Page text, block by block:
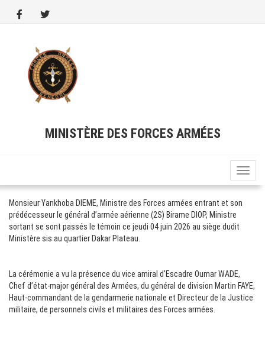
MINISTÈRE DES FORCES ARMÉES
Toggle
Monsieur Yankhoba DIEME, Ministre des Forces armées entrant et son
prédécesseur le général d’armée aérienne (2S) Birame DIOP, Ministre
sortant se sont passés le témoin ce jeudi 04 juin 2026 au siège dudit
Ministère sis au quartier Dakar Plateau.
La cérémonie a vu la présence du vice amiral d’Escadre Oumar WADE,
Chef d’état-major général des Armées, du général de division Martin FAYE,
Haut-commandant de la gendarmerie nationale et Directeur de la Justice
militaire, de personnels civils et militaires des Forces armées.